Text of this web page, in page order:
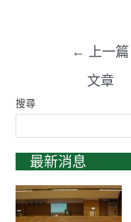
← 上一篇
文章
搜尋
最新消息